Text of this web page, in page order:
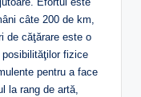
câte 200 de km,
de căţărare este o
fizice
pentru a face
la rang de artă,